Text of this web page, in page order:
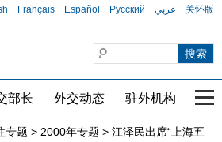
Français Español Русский عربي 关怀版
部长 外交动态 驻外机构 国
专题 > 2000年专题 > 江泽民出席“上海五